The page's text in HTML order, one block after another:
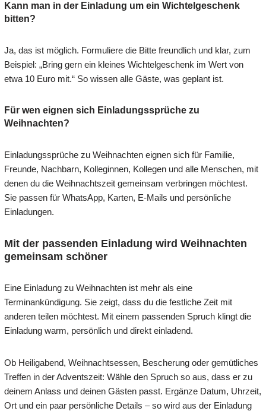
Kann man in der Einladung um ein Wichtelgeschenk
bitten?
Ja, das ist möglich. Formuliere die Bitte freundlich und klar, zum
Beispiel: „Bring gern ein kleines Wichtelgeschenk im Wert von
etwa 10 Euro mit.“ So wissen alle Gäste, was geplant ist.
Für wen eignen sich Einladungssprüche zu
Weihnachten?
Einladungssprüche zu Weihnachten eignen sich für Familie,
Freunde, Nachbarn, Kolleginnen, Kollegen und alle Menschen, mit
denen du die Weihnachtszeit gemeinsam verbringen möchtest.
Sie passen für WhatsApp, Karten, E-Mails und persönliche
Einladungen.
Mit der passenden Einladung wird Weihnachten
gemeinsam schöner
Eine Einladung zu Weihnachten ist mehr als eine
Terminankündigung. Sie zeigt, dass du die festliche Zeit mit
anderen teilen möchtest. Mit einem passenden Spruch klingt die
Einladung warm, persönlich und direkt einladend.
Ob Heiligabend, Weihnachtsessen, Bescherung oder gemütliches
Treffen in der Adventszeit: Wähle den Spruch so aus, dass er zu
deinem Anlass und deinen Gästen passt. Ergänze Datum, Uhrzeit,
Ort und ein paar persönliche Details – so wird aus der Einladung